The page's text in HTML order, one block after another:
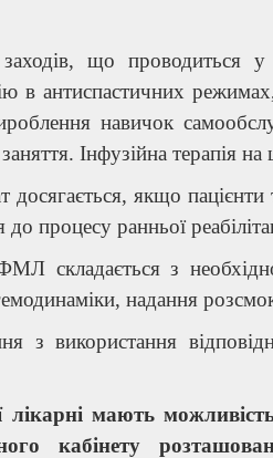
заходів, що проводиться у
в антиспастичних
навичок
Інфузійна терапія
досягається, якщо
процесу ранньої
складається з
надання
з використання
мають
кабінету